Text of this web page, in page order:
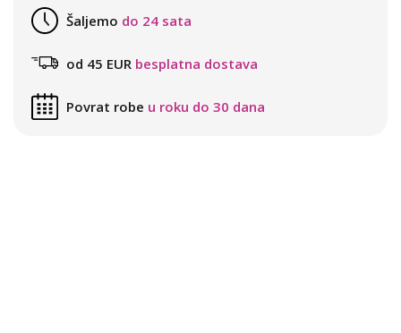
Šaljemo do 24 sata
od 45 EUR besplatna dostava
Povrat robe u roku do 30 dana